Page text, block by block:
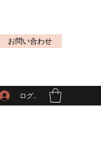
お問い合わせ
ログイン